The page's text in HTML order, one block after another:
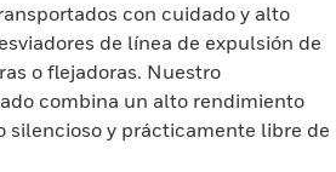
con cuidado y alto
de línea de expulsión de
o flejadoras. Nuestro
combina un alto rendimiento
silencioso y prácticamente libre de